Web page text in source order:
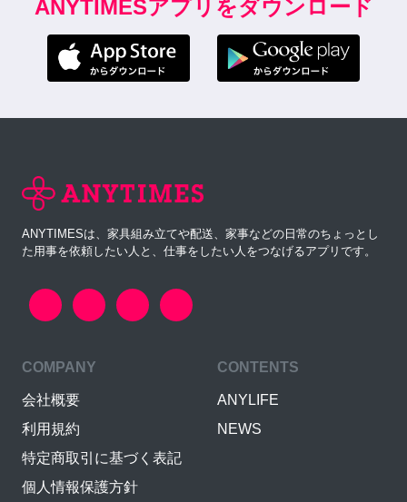
ANYTIMESアプリをダウンロード
ANYTIMESは、家具組み立てや配送、家事などの日常のちょっとし
た用事を依頼したい人と、仕事をしたい人をつなげるアプリです。
COMPANY
会社概要
利用規約
特定商取引に基づく表記
個人情報保護方針
CONTENTS
ANYLIFE
NEWS